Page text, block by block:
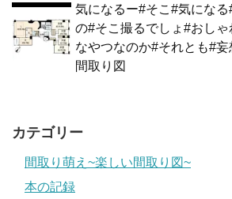
気になるー#そこ#気にな
の#そこ撮るでしょ#おし
なやつなのか#それとも#
間取り図
カテゴリー
間取り萌え~楽しい間取り図~
本の記録